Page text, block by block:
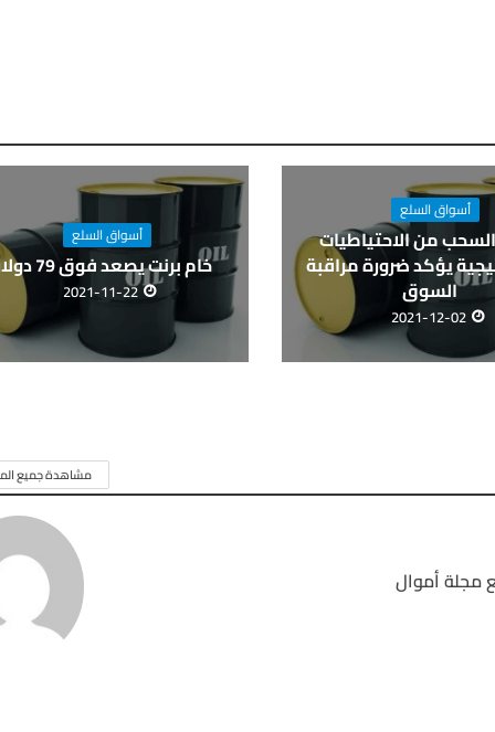
أسواق السلع
من الاحتياطيات
يؤكد ضرورة مراقبة
السوق
2021-12-02
أسواق السلع
خام برنت يصعد فوق 79 دولارا
2021-11-22
مشاهدة جميع
مجلة أموال